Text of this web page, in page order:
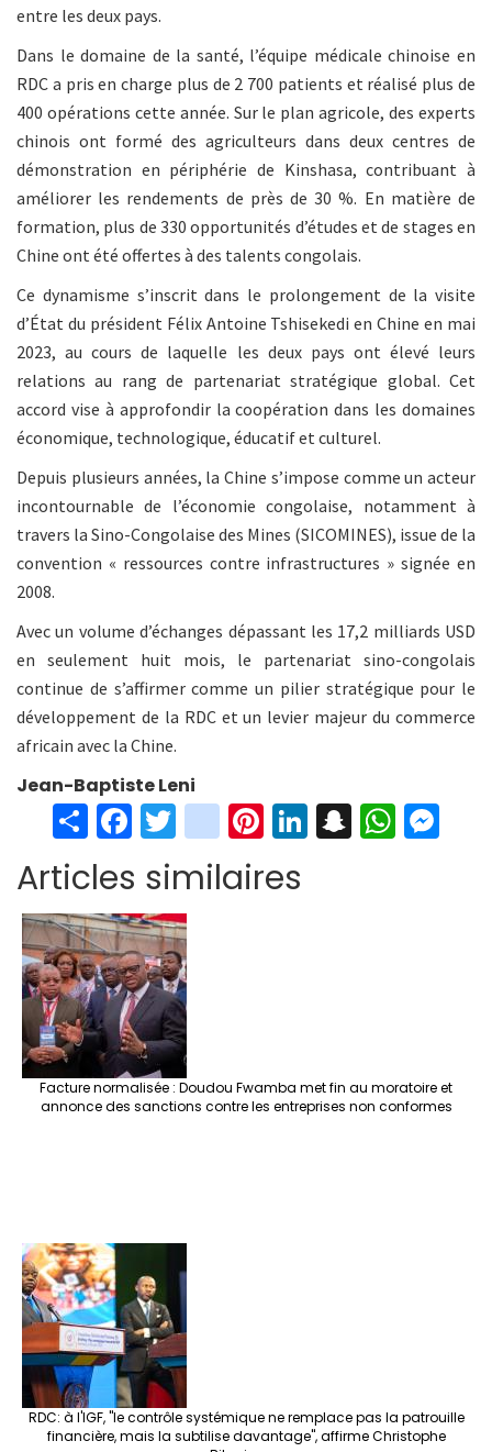
entre les deux pays.
Dans le domaine de la santé, l’équipe médicale chinoise en
RDC a pris en charge plus de 2 700 patients et réalisé plus de
400 opérations cette année. Sur le plan agricole, des experts
chinois ont formé des agriculteurs dans deux centres de
démonstration en périphérie de Kinshasa, contribuant à
améliorer les rendements de près de 30 %. En matière de
formation, plus de 330 opportunités d’études et de stages en
Chine ont été offertes à des talents congolais.
Ce dynamisme s’inscrit dans le prolongement de la visite
d’État du président Félix Antoine Tshisekedi en Chine en mai
2023, au cours de laquelle les deux pays ont élevé leurs
relations au rang de partenariat stratégique global. Cet
accord vise à approfondir la coopération dans les domaines
économique, technologique, éducatif et culturel.
Depuis plusieurs années, la Chine s’impose comme un acteur
incontournable de l’économie congolaise, notamment à
travers la Sino-Congolaise des Mines (SICOMINES), issue de la
convention « ressources contre infrastructures » signée en
2008.
Avec un volume d’échanges dépassant les 17,2 milliards USD
en seulement huit mois, le partenariat sino-congolais
continue de s’affirmer comme un pilier stratégique pour le
développement de la RDC et un levier majeur du commerce
africain avec la Chine.
Jean-Baptiste Leni
S
h
ar
e
Fa
ce
b
o
o
k
T
wi
tt
er
in
st
ag
Pi
er
Li S W
Articles similaires
Facture normalisée : Doudou Fwamba met fin au moratoire et
annonce des sanctions contre les entreprises non conformes
RDC: à l'IGF, "le contrôle systémique ne remplace pas la patrouille
financière, mais la subtilise davantage", affirme Christophe